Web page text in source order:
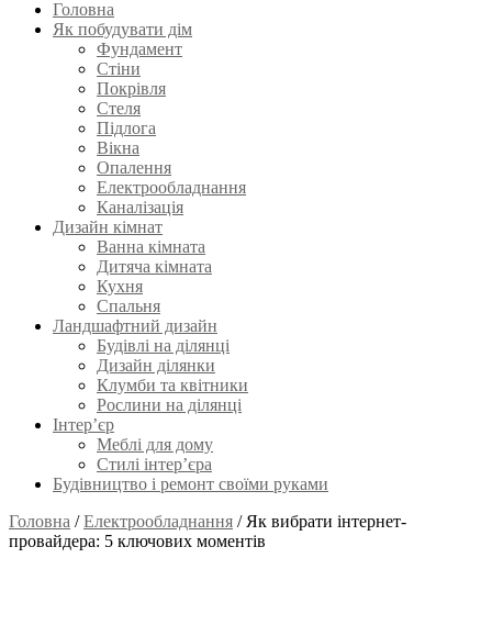
Головна
Як побудувати дім
Фундамент
Стіни
Покрівля
Стеля
Підлога
Вікна
Опалення
Електрообладнання
Каналізація
Дизайн кімнат
Ванна кімната
Дитяча кімната
Кухня
Спальня
Ландшафтний дизайн
Будівлі на ділянці
Дизайн ділянки
Клумби та квітники
Рослини на ділянці
Інтер’єр
Меблі для дому
Стилі інтер’єра
Будівництво і ремонт своїми руками
Головна /Електрообладнання / Як вибрати інтернет-
провайдера: 5 ключових моментів